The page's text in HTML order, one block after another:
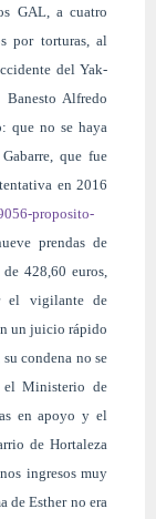
GAL, a cuatro
por torturas, al
del Yak-
Alfredo
que no se haya
que fue
en 2016
proposito-
prendas de
428,60 euros,
el vigilante de
un juicio rápido
condena no se
el Ministerio de
en apoyo y el
de Hortaleza
ingresos muy
de Esther no era